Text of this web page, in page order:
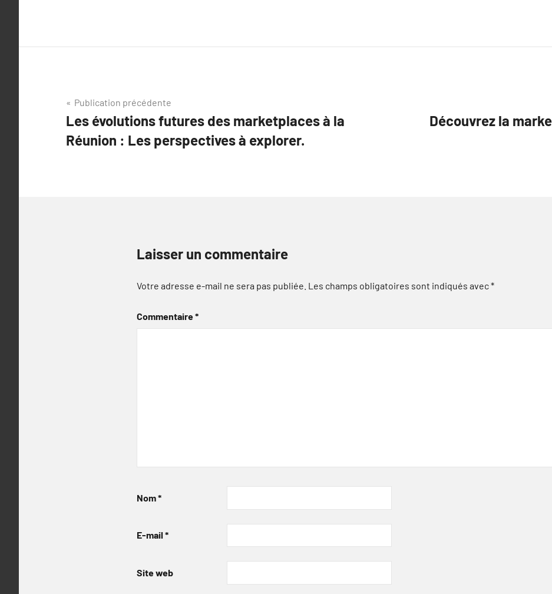
Navigation
de
l’article
Publication précédente
Les évolutions futures des marketplaces à la
Réunion : Les perspectives à explorer.
Découvrez la
Laisser un commentaire
Votre adresse e-mail ne sera pas publiée. Les champs obligatoires sont indiqués avec*
Commentaire*
Nom*
E-mail *
Site web